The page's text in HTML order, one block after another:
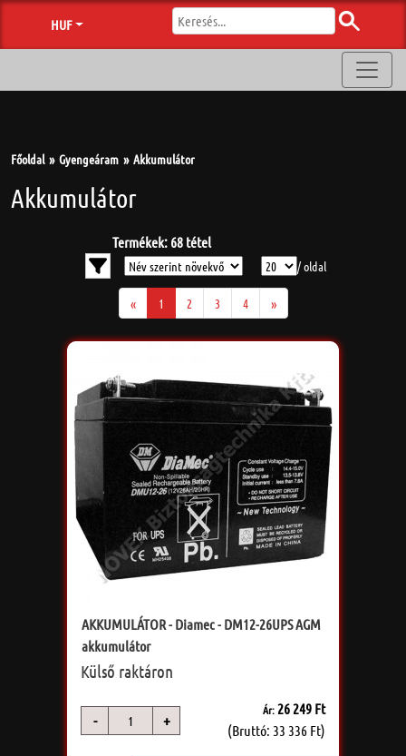
HUF
Főoldal Gyengeáram Akkumulátor
Akkumulátor
Termékek: 68 tétel
/ oldal
« 1 2 3 4 »
AKKUMULÁTOR - Diamec - DM12-26UPS AGM
akkumulátor
Külső raktáron
- +
Ár:26 249 Ft
(Bruttó: 33 336 Ft)